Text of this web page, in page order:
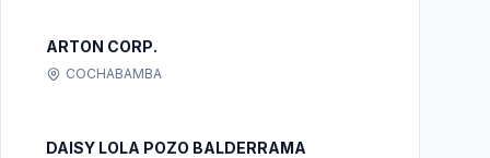
ARTON CORP.
COCHABAMBA
DAISY LOLA POZO BALDERRAMA